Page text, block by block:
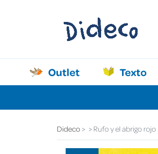
Outlet Texto
Dideco Rufo y el abrigo rojo